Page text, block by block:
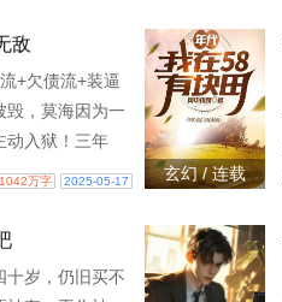
的闺蜜。 最关
多闺蜜，你必须
孩子才做选择
要是觉得《姐姐
错的话请不要忘
敌
+欠债流+装逼
毁，莫海因为一
动入狱！三年
无敌之姿态，强
是规矩！”“什
，淡淡说了句：
1042万字 2025-05-17 玄幻 / 连载
十岁，仍旧买不